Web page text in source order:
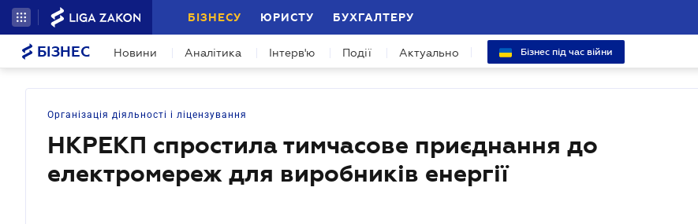
БІЗНЕСУ ЮРИСТУ БУХГАЛТЕРУ
БІЗНЕС Новини Аналітика Інтерв'ю Події Актуально Бізнес під час війни
Організація діяльності і ліцензування
НКРЕКП спростила тимчасове приєднання до
електромереж для виробників енергії